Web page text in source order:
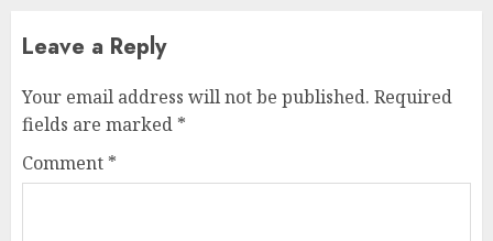
Leave a Reply
Your email address will not be published. Required
fields are marked *
Comment *